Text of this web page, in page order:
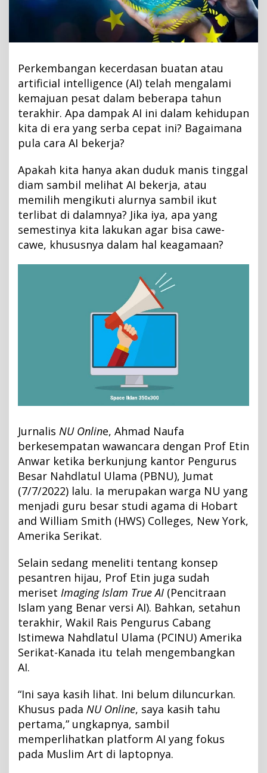
t
r
e
n
d
i
e
n
g
a
h
P
m
A
Perkembangan kecerdasan buatan atau
artificial intelligence (AI) telah mengalami
kemajuan pesat dalam beberapa tahun
terakhir. Apa dampak AI ini dalam kehidupan
kita di era yang serba cepat ini? Bagaimana
pula cara AI bekerja?
Apakah kita hanya akan duduk manis tinggal
diam sambil melihat AI bekerja, atau
memilih mengikuti alurnya sambil ikut
terlibat di dalamnya? Jika iya, apa yang
semestinya kita lakukan agar bisa cawe-
cawe, khususnya dalam hal keagamaan?
Jurnalis NU Online, Ahmad Naufa
berkesempatan wawancara dengan Prof Etin
Anwar ketika berkunjung kantor Pengurus
Besar Nahdlatul Ulama (PBNU), Jumat
(7/7/2022) lalu. Ia merupakan warga NU yang
menjadi guru besar studi agama di Hobart
and William Smith (HWS) Colleges, New York,
Amerika Serikat.
Selain sedang meneliti tentang konsep
pesantren hijau, Prof Etin juga sudah
meriset Imaging Islam True AI (Pencitraan
Islam yang Benar versi AI). Bahkan, setahun
terakhir, Wakil Rais Pengurus Cabang
Istimewa Nahdlatul Ulama (PCINU) Amerika
Serikat-Kanada itu telah mengembangkan
AI.
“Ini saya kasih lihat. Ini belum diluncurkan.
Khusus pada NU Online, saya kasih tahu
pertama,” ungkapnya, sambil
memperlihatkan platform AI yang fokus
pada Muslim Art di laptopnya.